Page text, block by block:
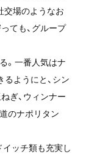
交場のようなお
ても、グループ
。一番人気はナ
ようにと、シン
ぎ、ウィンナー
のナポリタン
ッチ類も充実し